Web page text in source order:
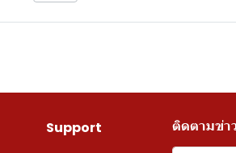
Support ติดตามข่า